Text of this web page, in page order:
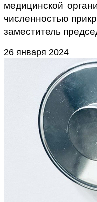
медицинской
численностью
заместитель
26 января 2024